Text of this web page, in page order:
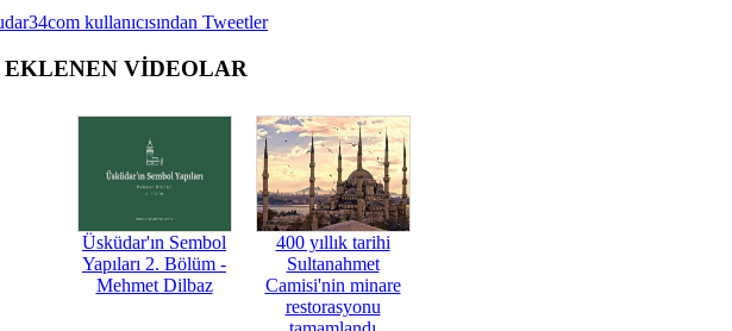
kullanıcısından Tweetler
EKLENEN VİDEOLAR
Üsküdar'ın Sembol
Yapıları 2. Bölüm -
Mehmet Dilbaz
400 yıllık tarihi
Sultanahmet
Camisi'nin minare
restorasyonu